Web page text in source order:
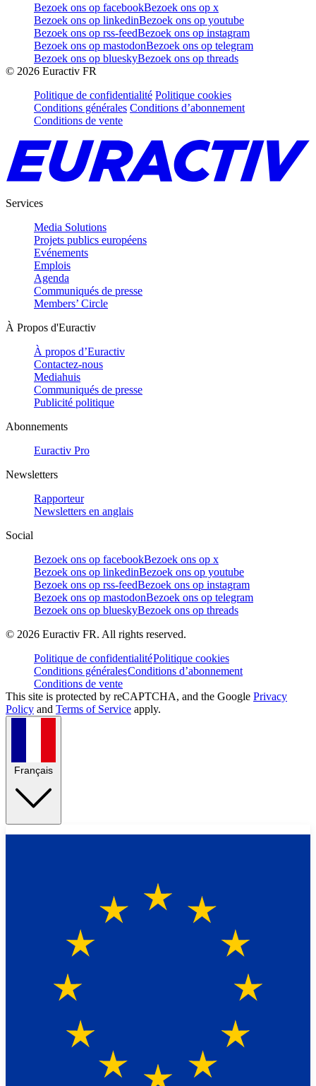
Bezoek ons op facebookBezoek ons op x
Bezoek ons op linkedinBezoek ons op youtube
Bezoek ons op rss-feedBezoek ons op instagram
Bezoek ons op mastodonBezoek ons op telegram
Bezoek ons op blueskyBezoek ons op threads
© 2026 Euractiv FR
Politique de confidentialité Politique cookies
Conditions générales Conditions d’abonnement
Conditions de vente
Services
Media Solutions
Projets publics européens
Evénements
Emplois
Agenda
Communiqués de presse
Members’ Circle
À Propos d'Euractiv
À propos d’Euractiv
Contactez-nous
Mediahuis
Communiqués de presse
Publicité politique
Abonnements
Euractiv Pro
Newsletters
Rapporteur
Newsletters en anglais
Social
Bezoek ons op facebookBezoek ons op x
Bezoek ons op linkedinBezoek ons op youtube
Bezoek ons op rss-feedBezoek ons op instagram
Bezoek ons op mastodonBezoek ons op telegram
Bezoek ons op blueskyBezoek ons op threads
© 2026 Euractiv FR. All rights reserved.
Politique de confidentialitéPolitique cookies
Conditions généralesConditions d’abonnement
Conditions de vente
This site is protected by reCAPTCHA, and the Google Privacy
Policy and Terms of Service apply.
Français